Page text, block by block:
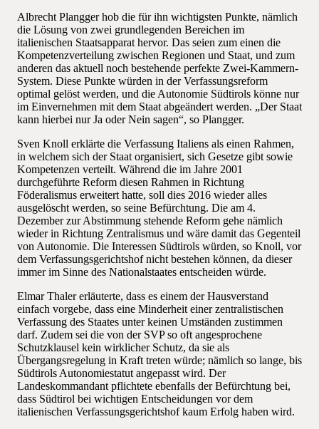
Albrecht Plangger hob die für ihn wichtigsten Punkte, nämlich
die Lösung von zwei grundlegenden Bereichen im
italienischen Staatsapparat hervor. Das seien zum einen die
Kompetenzverteilung zwischen Regionen und Staat, und zum
anderen das aktuell noch bestehende perfekte Zwei-Kammern-
System. Diese Punkte würden in der Verfassungsreform
optimal gelöst werden, und die Autonomie Südtirols könne nur
im Einvernehmen mit dem Staat abgeändert werden. „Der Staat
kann hierbei nur Ja oder Nein sagen“, so Plangger.
Sven Knoll erklärte die Verfassung Italiens als einen Rahmen,
in welchem sich der Staat organisiert, sich Gesetze gibt sowie
Kompetenzen verteilt. Während die im Jahre 2001
durchgeführte Reform diesen Rahmen in Richtung
Föderalismus erweitert hatte, soll dies 2016 wieder alles
ausgelöscht werden, so seine Befürchtung. Die am 4.
Dezember zur Abstimmung stehende Reform gehe nämlich
wieder in Richtung Zentralismus und wäre damit das Gegenteil
von Autonomie. Die Interessen Südtirols würden, so Knoll, vor
dem Verfassungsgerichtshof nicht bestehen können, da dieser
immer im Sinne des Nationalstaates entscheiden würde.
Elmar Thaler erläuterte, dass es einem der Hausverstand
einfach vorgebe, dass eine Minderheit einer zentralistischen
Verfassung des Staates unter keinen Umständen zustimmen
darf. Zudem sei die von der SVP so oft angesprochene
Schutzklausel kein wirklicher Schutz, da sie als
Übergangsregelung in Kraft treten würde; nämlich so lange, bis
Südtirols Autonomiestatut angepasst wird. Der
Landeskommandant pflichtete ebenfalls der Befürchtung bei,
dass Südtirol bei wichtigen Entscheidungen vor dem
italienischen Verfassungsgerichtshof kaum Erfolg haben wird.